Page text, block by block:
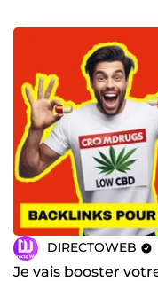
DIRECTOWEB
Je vais booster